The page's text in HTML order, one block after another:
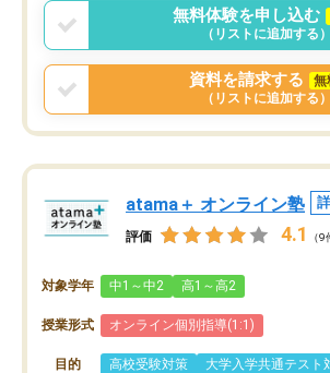
無料体験を申し込む
（リストに追加する）
資料を請求する
無
（リストに追加する）
atama＋ オンライン塾
評価 4.1 （9
対象学年 中1～中2 高1～高2
授業形式 オンライン個別指導(1:1)
目的 高校受験対策
大学入学共通テスト